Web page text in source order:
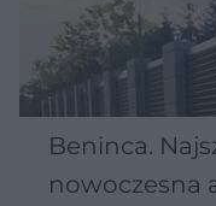
Beninca.
nowoczesna